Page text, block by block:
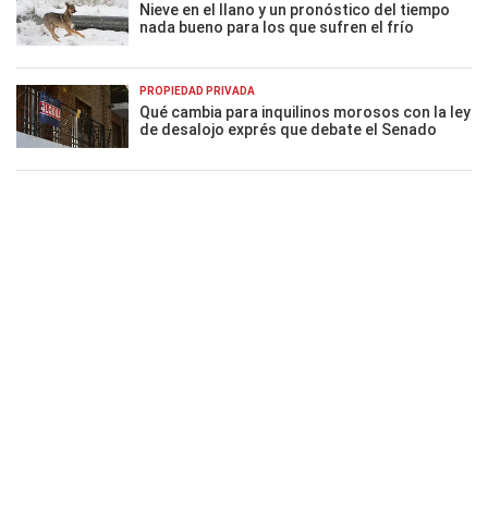
Nieve en el llano y un pronóstico del tiempo
nada bueno para los que sufren el frío
PROPIEDAD PRIVADA
Qué cambia para inquilinos morosos con la ley
de desalojo exprés que debate el Senado